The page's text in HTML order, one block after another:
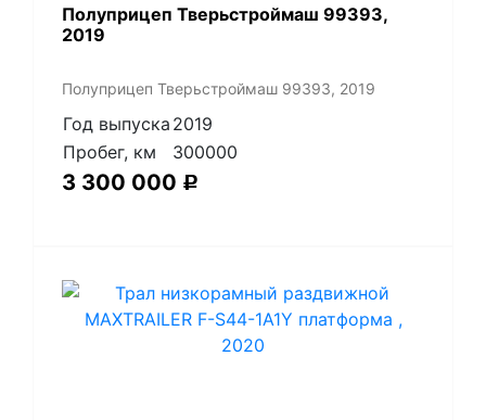
Полуприцеп Тверьстроймаш 99393,
2019
Полуприцеп Тверьстроймаш 99393, 2019
Год выпуска 2019
Пробег, км
300000
3 300 000 Р